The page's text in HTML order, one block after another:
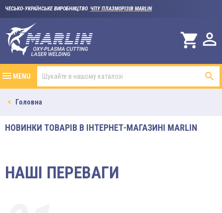
ЧЕСЬКО-УКРАЇНСЬКЕ ВИРОБНИЦТВО ЧПУ ПЛАЗМОРІЗІВ MARLIN

shopping_cart
MENU 
Головна
НОВИНКИ ТОВАРІВ В ІНТЕРНЕТ-МАГАЗИНІ MARLIN
НАШІ ПЕРЕВАГИ